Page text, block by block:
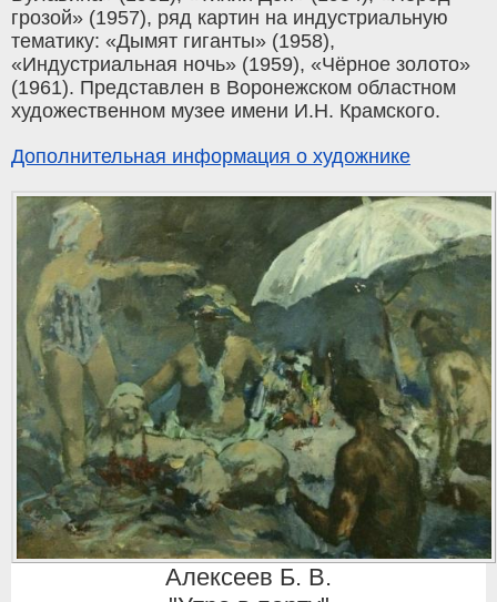
грозой» (1957), ряд картин на индустриальную
тематику: «Дымят гиганты» (1958),
«Индустриальная ночь» (1959), «Чёрное золото»
(1961). Представлен в Воронежском областном
художественном музее имени И.Н. Крамского.
Дополнительная информация о художнике
Алексеев Б. В.